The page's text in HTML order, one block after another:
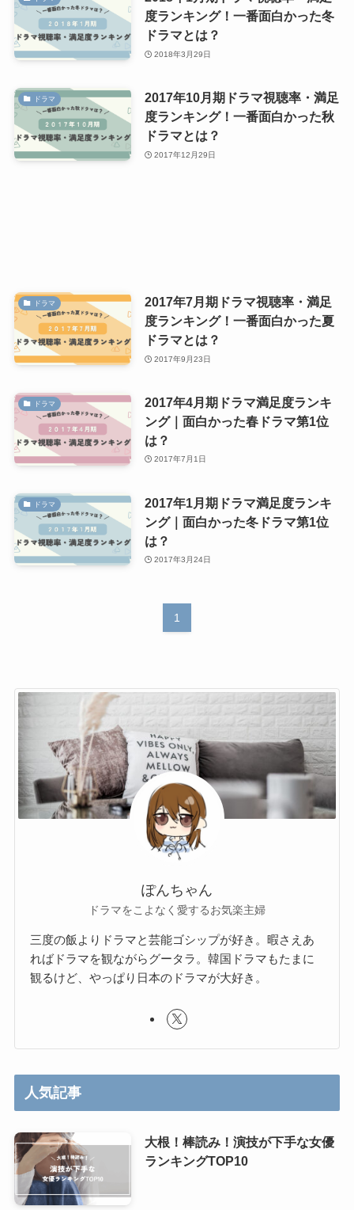
度ランキング！一番面白かった冬
ドラマとは？
2018年3月29日
ドラマ
2017年10月期ドラマ視聴率・満足
度ランキング！一番面白かった秋
ドラマとは？
2017年12月29日
ドラマ
2017年7月期ドラマ視聴率・満足
度ランキング！一番面白かった夏
ドラマとは？
2017年9月23日
ドラマ
2017年4月期ドラマ満足度ランキ
ング｜面白かった春ドラマ第1位
は？
2017年7月1日
ドラマ
2017年1月期ドラマ満足度ランキ
ング｜面白かった冬ドラマ第1位
は？
2017年3月24日
1
ぽんちゃん
ドラマをこよなく愛するお気楽主婦
三度の飯よりドラマと芸能ゴシップが好き。暇さえあ
ればドラマを観ながらグータラ。韓国ドラマもたまに
観るけど、やっぱり日本のドラマが大好き。
人気記事
大根！棒読み！演技が下手な女優
ランキングTOP10